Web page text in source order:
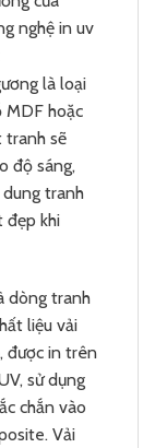
nghệ in uv
là loại
MDF hoặc
tranh sẽ
độ sáng,
tranh
đẹp khi
dòng tranh
liệu vải
được in trên
sử dụng
chắn vào
Vải